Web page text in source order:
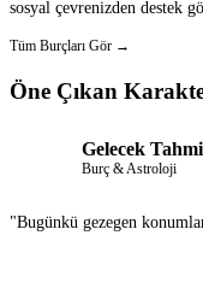
sosyal çevrenizden destek
Tüm Burçları Gör →
Öne Çıkan
Gelecek
Burç & Astroloji
"Bugünkü gezegen